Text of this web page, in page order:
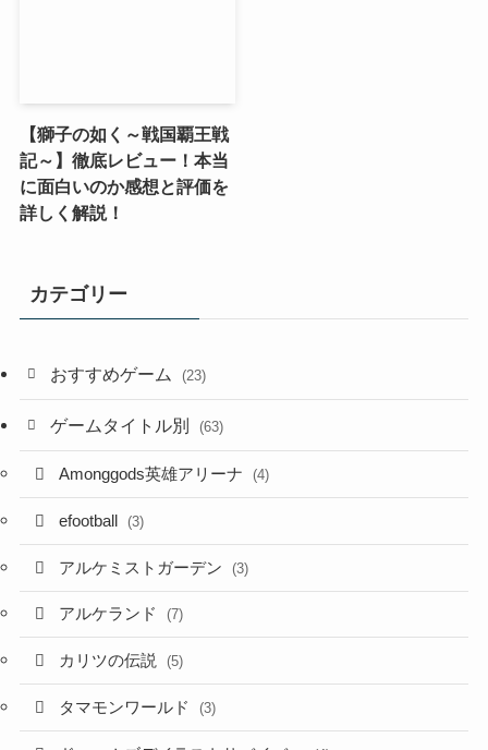
【獅子の如く～戦国覇王戦
記～】徹底レビュー！本当
に面白いのか感想と評価を
詳しく解説！
カテゴリー
おすすめゲーム (23)
ゲームタイトル別 (63)
Amonggods英雄アリーナ (4)
efootball (3)
アルケミストガーデン (3)
アルケランド (7)
カリツの伝説 (5)
タマモンワールド (3)